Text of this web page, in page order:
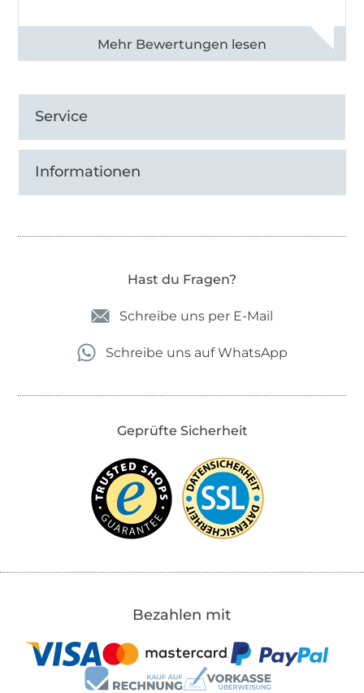
Alle 82930 Bewertungen ansehen
Service
Informationen
Hast du Fragen?
Schreibe uns per E-Mail
Schreibe uns auf WhatsApp
Geprüfte Sicherheit
Bezahlen mit